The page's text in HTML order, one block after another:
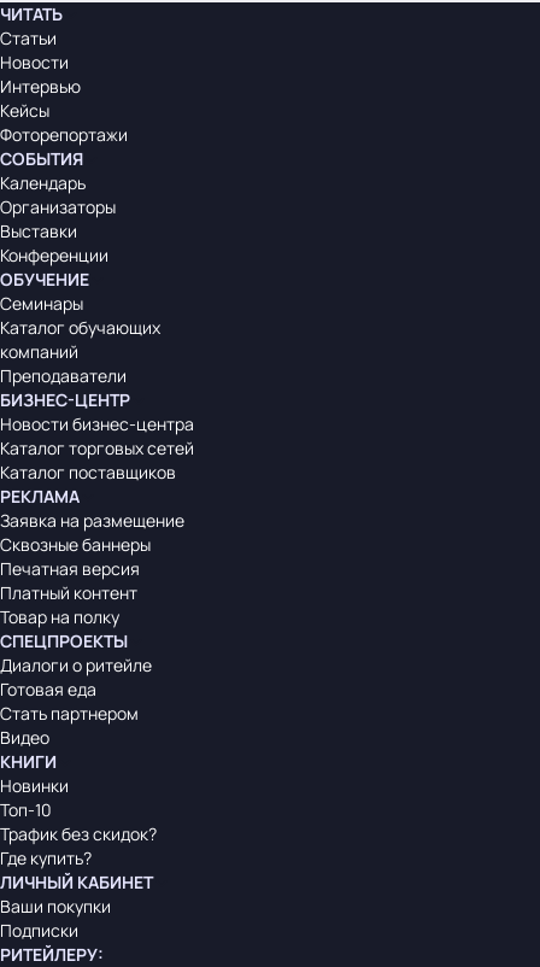
ЧИТАТЬ
Статьи
Новости
Интервью
Кейсы
Фоторепортажи
СОБЫТИЯ
Календарь
Организаторы
Выставки
Конференции
ОБУЧЕНИЕ
Семинары
Каталог обучающих
компаний
Преподаватели
БИЗНЕС-ЦЕНТР
Новости бизнес-центра
Каталог торговых сетей
Каталог поставщиков
РЕКЛАМА
Заявка на размещение
Сквозные баннеры
Печатная версия
Платный контент
Товар на полку
СПЕЦПРОЕКТЫ
Диалоги о ритейле
Готовая еда
Стать партнером
Видео
КНИГИ
Новинки
Топ-10
Трафик без скидок?
Где купить?
ЛИЧНЫЙ КАБИНЕТ
Ваши покупки
Подписки
РИТЕЙЛЕРУ: